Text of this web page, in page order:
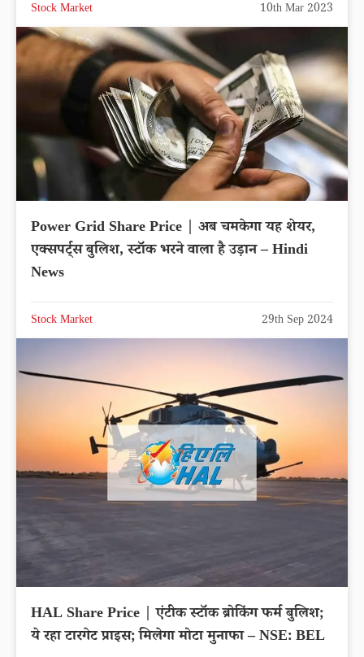
Stock Market 10th Mar 2023
Power Grid Share Price | अब चमकेगा यह शेयर,
एक्सपर्ट्स बुलिश, स्टॉक भरने वाला है उड़ान – Hindi
News
Stock Market 29th Sep 2024
HAL Share Price | एंटीक स्टॉक ब्रोकिंग फर्म बुलिश;
ये रहा टारगेट प्राइस; मिलेगा मोटा मुनाफा – NSE: BEL